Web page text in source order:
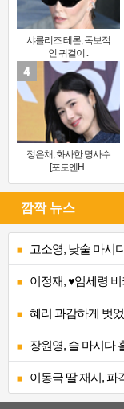
샤를리즈 테론, 독보적
인 귀걸이..
정은채, 화사한 명사수
[포토엔H..
깜짝 뉴스
고소영, 낮술 마시
이정재, ♥임세령
혜리 과감하게 벗
장원영, 술 마시다
이동국 딸 재시, 파